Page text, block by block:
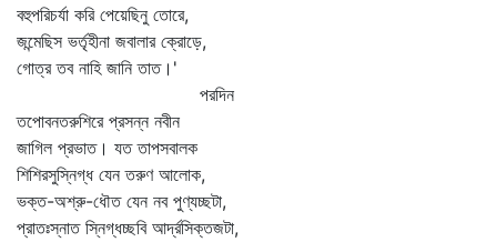
বহুপরিচর্যা করি পেয়েছিনু তোরে,
জন্মেছিস ভর্তৃহীনা জবালার ক্রোড়ে,
গোত্র তব নাহি জানি তাত।'
পরদিন
তপোবনতরুশিরে প্রসন্ন নবীন
জাগিল প্রভাত। যত তাপসবালক
শিশিরসুস্নিগ্ধ যেন তরুণ আলোক,
ভক্ত-অশ্রু-ধৌত যেন নব পুণ্যচ্ছটা,
প্রাতঃস্নাত স্নিগ্ধচ্ছবি আর্দ্রসিক্তজটা,